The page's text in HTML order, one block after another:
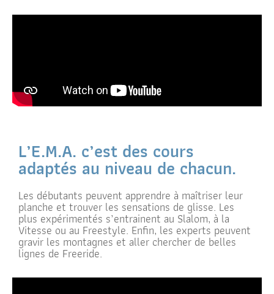
L’E.M.A. c’est des cours
adaptés au niveau de chacun.
Les débutants peuvent apprendre à maîtriser leur
planche et trouver les sensations de glisse. Les
plus expérimentés s’entrainent au Slalom, à la
Vitesse ou au Freestyle. Enfin, les experts peuvent
gravir les montagnes et aller chercher de belles
lignes de Freeride.